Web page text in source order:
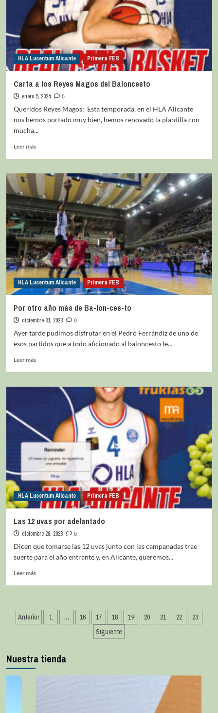
HLA Lucentum Alicante Primera FEB
Carta a los Reyes Magos del Baloncesto
enero 5, 2024
0
Queridos Reyes Magos: Esta temporada, en el HLA Alicante
nos hemos portado muy bien, hemos renovado la plantilla con
mucha...
Leer más
HLA Lucentum Alicante Primera FEB
Por otro año más de Ba-lon-ces-to
diciembre 31, 2023
0
Ayer tarde pudimos disfrutar en el Pedro Ferrándiz de uno de
esos partidos que a todo aficionado al baloncesto le...
Leer más
HLA Lucentum Alicante Primera FEB
Las 12 uvas por adelantado
diciembre 28, 2023
0
Dicen que tomarse las 12 uvas junto con las campanadas trae
suerte para el año entrante y, en Alicante, queremos...
Leer más
Anterior 1 … 16 17 18 19 20 21 22
23
Siguiente
Nuestra tienda